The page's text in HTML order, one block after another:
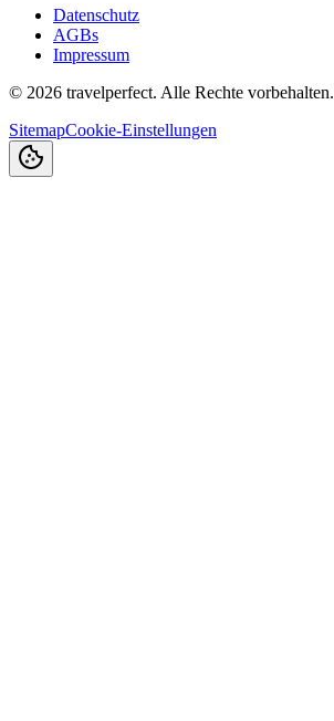
Datenschutz
AGBs
Impressum
© 2026 travelperfect. Alle Rechte vorbehalten.
SitemapCookie-Einstellungen